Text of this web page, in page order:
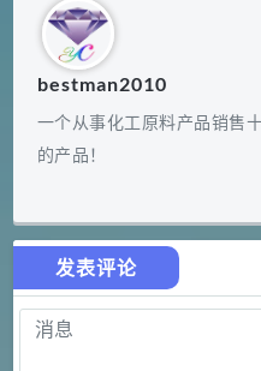
bestman2010
一个从事化工原料产品销售
的产品！
发表评论